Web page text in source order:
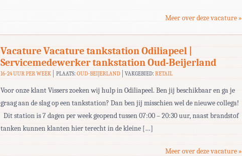
Meer over deze vacature »
Vacature Vacature tankstation Odiliapeel |
Servicemedewerker tankstation Oud-Beijerland
16-24 UUR PER WEEK PLAATS: OUD-BEIJERLAND VAKGEBIED:RETAIL
Voor onze klant Vissers zoeken wij hulp in Odiliapeel. Ben jij beschikbaar en ga je
graag aan de slag op een tankstation? Dan ben jij misschien wel de nieuwe collega!
Dit station is 7 dagen per week geopend tussen 07:00 – 20:30 uur, naast brandstof
tanken kunnen klanten hier terecht in de kleine […]
Meer over deze vacature »